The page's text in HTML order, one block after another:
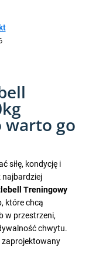
warto go
siłę, kondycję i
najbardziej
Treningowy
które chcą
w przestrzeni,
chwytu.
zaprojektowany